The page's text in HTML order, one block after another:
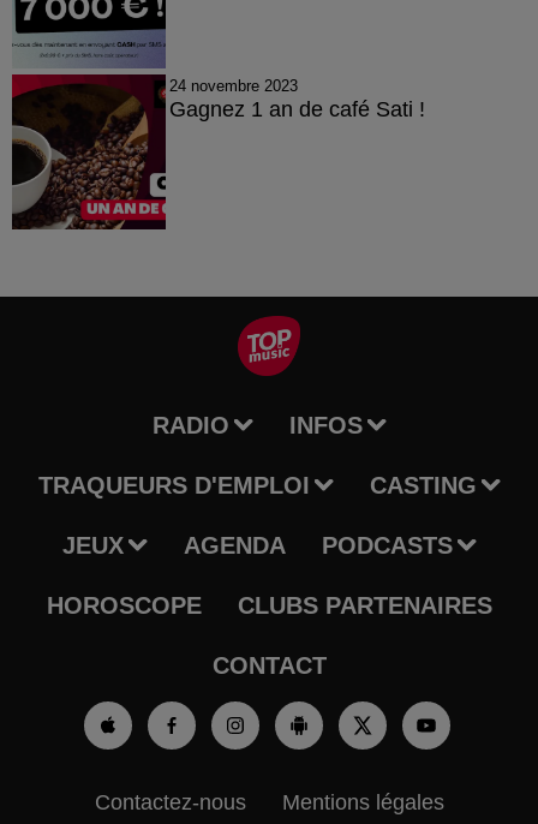
24 novembre 2023
Gagnez 1 an de café Sati !
RADIO INFOS
TRAQUEURS D'EMPLOI CASTING
JEUX AGENDA PODCASTS
HOROSCOPE CLUBS PARTENAIRES
CONTACT
Contactez-nous Mentions légales